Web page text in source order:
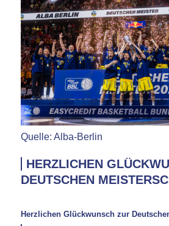
Quelle: Alba-Berlin
HERZLICHEN
DEUTSCHEN
Herzlichen Glückwunsch zur